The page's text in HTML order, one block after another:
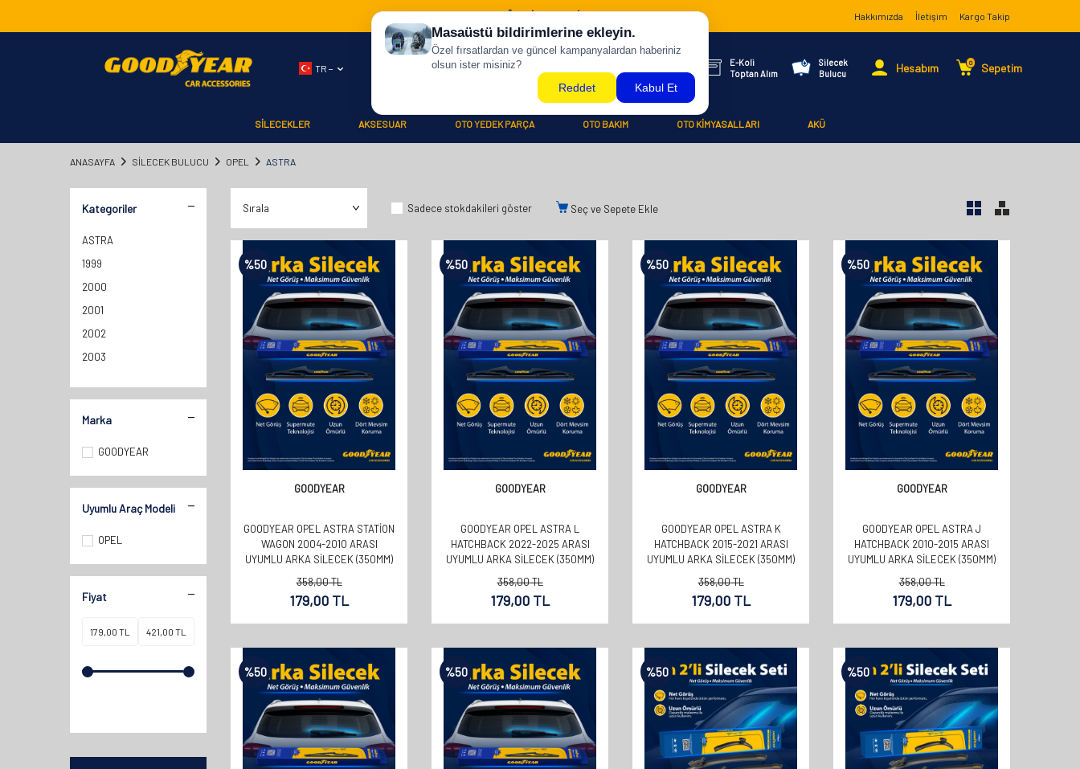
500 TL ÜZERİ KARGO BİZDEN ! Hakkımızda İletişim Kargo Takip
TR −
E-Koli
Toptan Alım
Silecek
Bulucu
Hesabım 0 Sepetim
SİLECEKLER AKSESUAR OTO YEDEK PARÇA OTO BAKIM OTO KİMYASALLARI AKÜ
ANASAYFA SILECEK BULUCU OPEL ASTRA
Kategoriler
ASTRA
1999
2000
2001
2002
2003
2005
2006
2007
2008
2011
2012
2013
2015
Marka
GOODYEAR
Uyumlu Araç Modeli
OPEL
Fiyat
Sadece stokdakileri göster Seç ve Sepete Ekle
%50
GOODYEAR
GOODYEAR OPEL ASTRA STATION
WAGON 2004-2010 ARASI
UYUMLU ARKA SILECEK (350MM)
358,00TL
179,00 TL
%50
GOODYEAR
GOODYEAR OPEL ASTRA L
HATCHBACK 2022-2025 ARASI
UYUMLU ARKA SILECEK (350MM)
358,00TL
179,00 TL
%50
GOODYEAR
GOODYEAR OPEL ASTRA K
HATCHBACK 2015-2021 ARASI
UYUMLU ARKA SILECEK (350MM)
358,00TL
179,00 TL
%50
GOODYEAR
GOODYEAR OPEL ASTRA J
HATCHBACK 2010-2015 ARASI
UYUMLU ARKA SILECEK (350MM)
358,00TL
179,00 TL
%50 %50 %50 %50